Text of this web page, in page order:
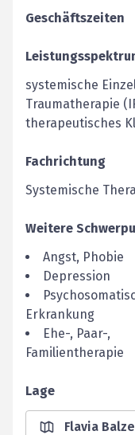
Geschäftszeiten
systemische
Traumatherapie
therapeutisches
Fachrichtung
Systemische
Weitere
Angst, Phobie
Depression
Erkrankung
Ehe-, Paar-,
Familientherapie
Lage
Flavia